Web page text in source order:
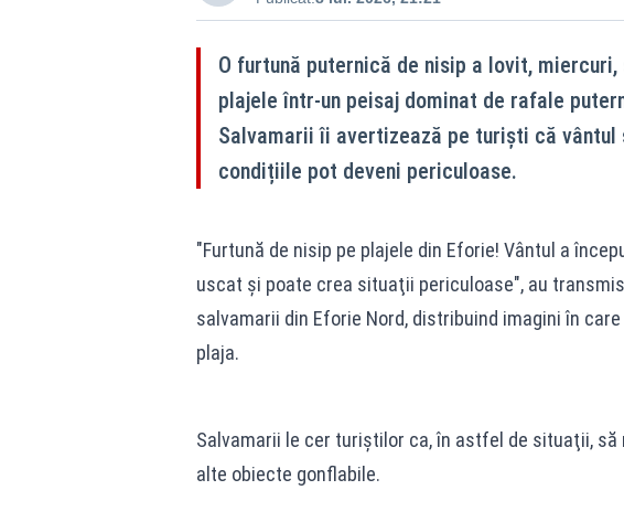
O furtună puternică de nisip a lovit,
plajele într-un peisaj dominat de rafale
Salvamarii îi avertizează pe turiști că
condițiile pot deveni periculoase.
"Furtună de nisip pe plajele din Eforie! Vântul a
uscat şi poate crea situaţii periculoase", au
salvamarii din Eforie Nord, distribuind imagini în
plaja.
Salvamarii le cer turiştilor ca, în astfel de situaţii,
alte obiecte gonflabile.